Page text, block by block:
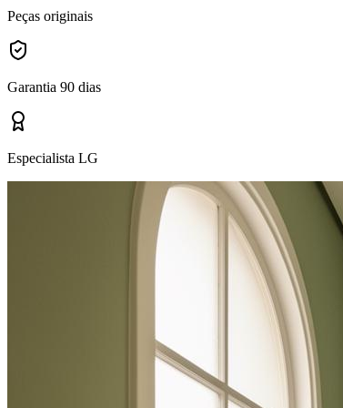
Peças originais
Garantia 90 dias
Especialista LG